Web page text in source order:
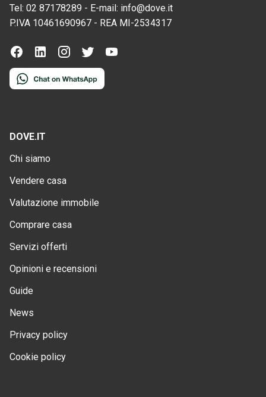
Tel: 02 87178289 - E-mail: info@dove.it
P.IVA 10461690967 - REA MI-2534317
DOVE.IT
Chi siamo
Vendere casa
Valutazione immobile
Comprare casa
Servizi offerti
Opinioni e recensioni
Guide
News
Privacy policy
Cookie policy